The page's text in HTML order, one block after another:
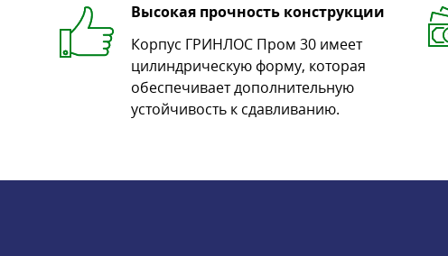
Высокая прочность конструкции
Корпус ГРИНЛОС Пром 30 имеет
цилиндрическую форму, которая
обеспечивает дополнительную
устойчивость к сдавливанию.